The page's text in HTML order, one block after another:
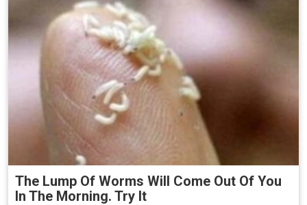
The Lump Of Worms Will Come Out Of You
In The Morning. Try It